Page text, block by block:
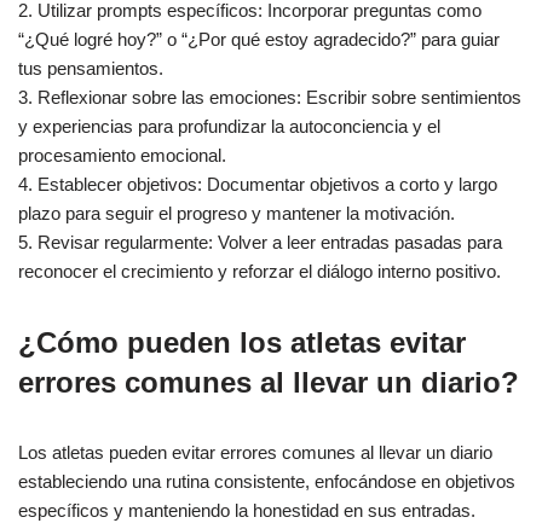
2. Utilizar prompts específicos: Incorporar preguntas como
“¿Qué logré hoy?” o “¿Por qué estoy agradecido?” para guiar
tus pensamientos.
3. Reflexionar sobre las emociones: Escribir sobre sentimientos
y experiencias para profundizar la autoconciencia y el
procesamiento emocional.
4. Establecer objetivos: Documentar objetivos a corto y largo
plazo para seguir el progreso y mantener la motivación.
5. Revisar regularmente: Volver a leer entradas pasadas para
reconocer el crecimiento y reforzar el diálogo interno positivo.
¿Cómo pueden los atletas evitar
errores comunes al llevar un diario?
Los atletas pueden evitar errores comunes al llevar un diario
estableciendo una rutina consistente, enfocándose en objetivos
específicos y manteniendo la honestidad en sus entradas.